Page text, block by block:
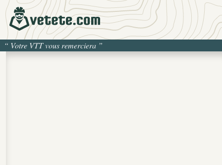
“ Votre VTT vous remerciera ”